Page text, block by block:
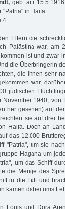
geb. am 15.5.1916
"Patria" in Haifa
4
Eltern die
Palästina war, am
ist und
die Überbringerin
die ihnen sehr
war,
jüdischen
November 1940, von
her gesehen) auf
sie auf drei
Haifa. Doch an
das 12.000
"Patria", um sie
Hagana um
um das Schiff
die Menge des
in die Luft und
kamen dabei ums
Louis und Dora